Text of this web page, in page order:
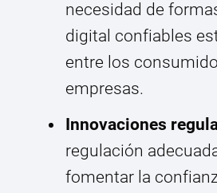
necesidad de
digital confiables
entre los
empresas.
Innovaciones
regulación
fomentar la